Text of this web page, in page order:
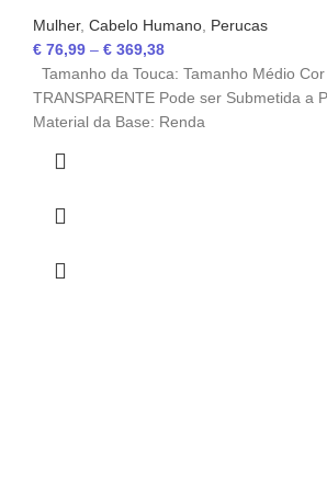
Mulher, Cabelo Humano, Perucas
€ 76,99 – € 369,38
Tamanho da Touca: Tamanho Médio
TRANSPARENTE Pode ser Submetida a
Material da Base: Renda